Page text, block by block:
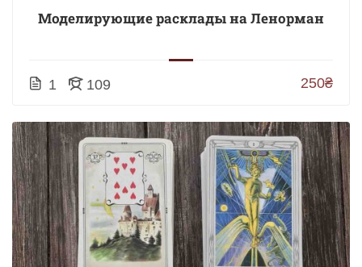
Моделирующие расклады на Ленорман
1 109 250₴